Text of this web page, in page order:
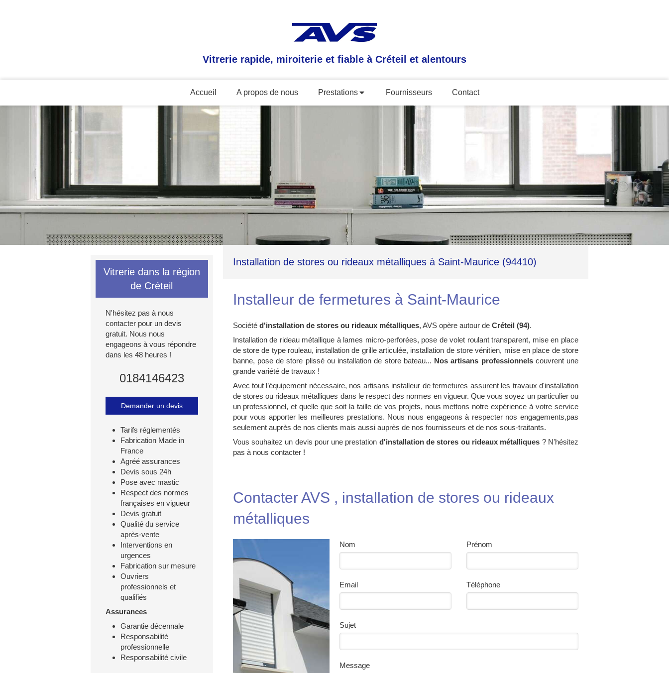
Vitrerie rapide, miroiterie et fiable à Créteil et alentours
Accueil A propos de nous Prestations Fournisseurs Contact
Installation de stores ou rideaux métalliques à Saint-Maurice (94410)
Installeur de fermetures à Saint-Maurice
Sociétéd'installation de stores ou rideaux métalliques, AVS opère autour de Créteil (94).
Installation de rideau métallique à lames micro-perforées, pose de volet roulant transparent, mise en place
de store de type rouleau, installation de grille articulée, installation de store vénitien, mise en place de store
banne, pose de store plissé ou installation de store bateau... Nos artisans professionnelscouvrent une
grande variété de travaux !
Avec tout l’équipement nécessaire, nos artisans installeur de fermetures assurent les travaux d'installation
de stores ou rideaux métalliques dans le respect des normes en vigueur. Que vous soyez un particulier ou
un professionnel, et quelle que soit la taille de vos projets, nous mettons notre expérience à votre service
pour vous apporter les meilleures prestations. Nous nous engageons à respecter nos engagements,pas
seulement auprès de nos clients mais aussi auprès de nos fournisseurs et de nos sous-traitants.
Vous souhaitez un devis pour une prestation d'installation de stores ou rideaux métalliques ? N'hésitez
pas à nous contacter !
Contacter AVS , installation de stores ou rideaux
métalliques
Nom Prénom
Email Téléphone
Sujet
Message
Vitrerie dans la région
de Créteil
N'hésitez pas à nous
contacter pour un devis
gratuit. Nous nous
engageons à vous répondre
dans les 48 heures !
0184146423
Demander un devis
Tarifs réglementés
Fabrication Made in
France
Agréé assurances
Devis sous 24h
Pose avec mastic
Respect des normes
françaises en vigueur
Devis gratuit
Qualité du service
après-vente
Interventions en
urgences
Fabrication sur mesure
Ouvriers
professionnels et
qualifiés
Assurances
Garantie décennale
Responsabilité
professionnelle
Responsabilité civile